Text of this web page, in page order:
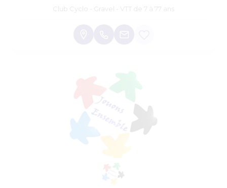
Club Cyclo - Gravel - VTT de 7 à 77 ans